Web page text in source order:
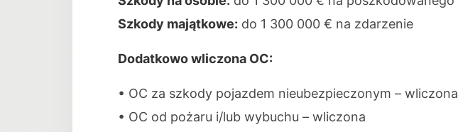
Szkody majątkowe: do 1 300 000 € na zdarzenie
Dodatkowo wliczona OC:
• OC za szkody pojazdem nieubezpieczonym – wliczona
• OC od pożaru i/lub wybuchu – wliczona